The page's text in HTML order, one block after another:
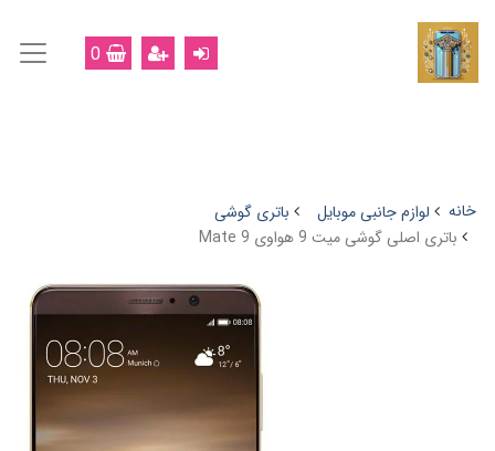
0
خانه لوازم جانبی موبایل
باتری گوشی
باتری اصلی گوشی میت 9 هواوی Mate 9